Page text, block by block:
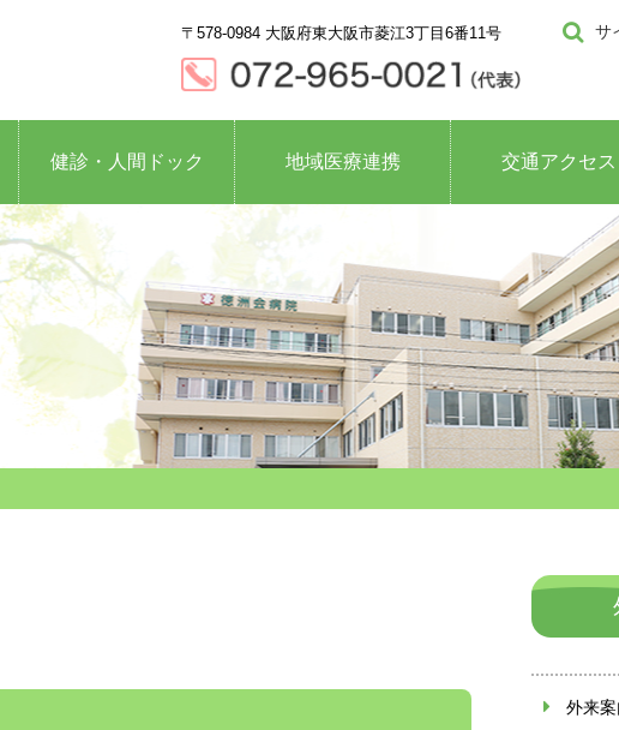
〒578-0984 大阪府東大阪市菱江3丁目6番11号 サ
健診・人間ドック 地域医療連携 交通アクセス
外来案